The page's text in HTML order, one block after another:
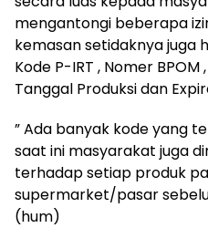
mengantongi beberapa
kemasan setidaknya juga
Kode P-IRT , Nomer BPOM
Tanggal Produksi dan
” Ada banyak kode yang
saat ini masyarakat juga
terhadap setiap produk
supermarket/pasar
(hum)